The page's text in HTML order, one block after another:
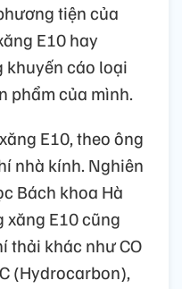
tiện của
E10 hay
khuyến cáo loại
phẩm của mình.
E10, theo ông
nhà kính. Nghiên
Bách khoa Hà
xăng E10 cũng
thải khác như CO
(Hydrocarbon),